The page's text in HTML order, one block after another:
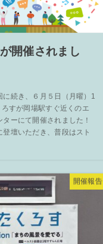
開催されまし
続き、６月５日（月曜）1
すが岡場駅すぐ近くのエ
ーにて開催されました！
壇いただき、普段はスト
開催報告